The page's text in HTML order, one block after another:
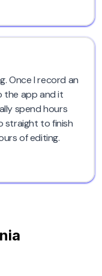
Once I record an
the app and it
spend hours
of editing.